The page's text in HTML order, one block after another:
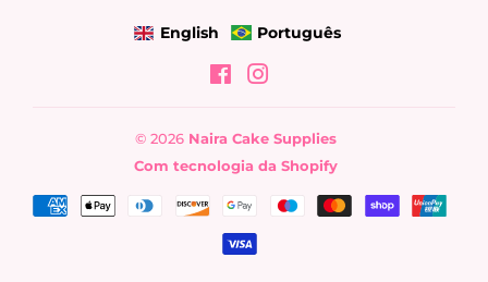
English Português
Facebook
© 2026 Naira Cake Supplies
Com tecnologia da Shopify
Formas
de